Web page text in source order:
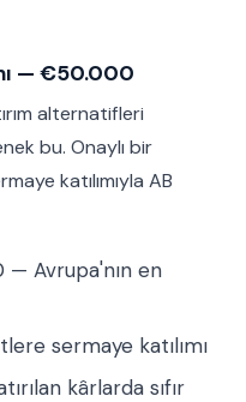
— €50.000
alternatifleri
bu. Onaylı bir
katılımıyla AB
Avrupa'nın en
sermaye katılımı
kârlarda sıfır